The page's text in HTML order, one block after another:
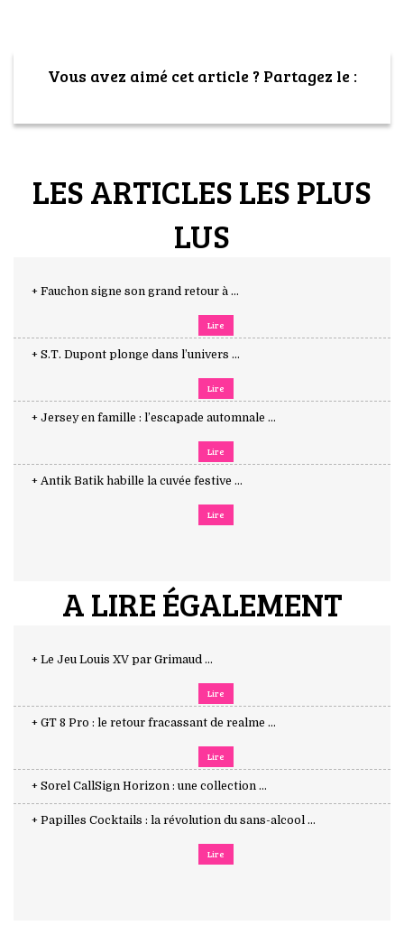
Vous avez aimé cet article ? Partagez le :
LES ARTICLES LES PLUS
LUS
+ Fauchon signe son grand retour à ...
Lire
+ S.T. Dupont plonge dans l’univers ...
Lire
+ Jersey en famille : l’escapade automnale ...
Lire
+ Antik Batik habille la cuvée festive ...
Lire
A LIRE ÉGALEMENT
+ Le Jeu Louis XV par Grimaud ...
Lire
+ GT 8 Pro : le retour fracassant de realme ...
Lire
+ Sorel CallSign Horizon : une collection ...
+ Papilles Cocktails : la révolution du sans-alcool ...
Lire